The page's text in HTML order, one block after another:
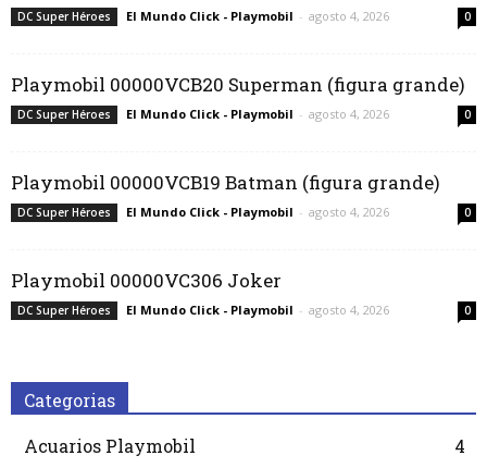
DC Super Héroes El Mundo Click - Playmobil - agosto 4, 2026 0
Playmobil 00000VCB20 Superman (figura grande)
DC Super Héroes El Mundo Click - Playmobil - agosto 4, 2026 0
Playmobil 00000VCB19 Batman (figura grande)
DC Super Héroes El Mundo Click - Playmobil - agosto 4, 2026 0
Playmobil 00000VC306 Joker
DC Super Héroes El Mundo Click - Playmobil - agosto 4, 2026 0
Categorias
Acuarios Playmobil
4